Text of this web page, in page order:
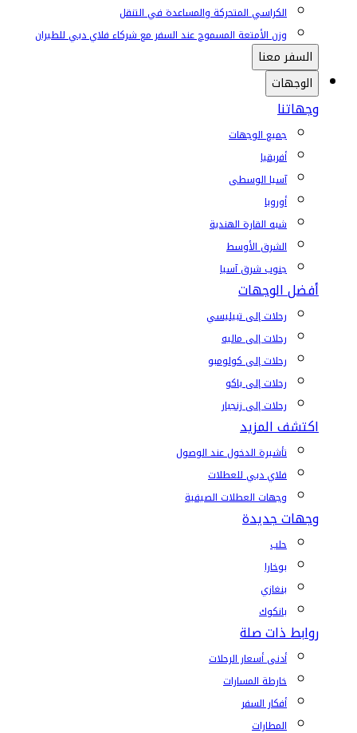
الكراسي المتحركة والمساعدة في التنقل
وزن الأمتعة المسموح عند السفر مع شركاء فلاي دبي للطيران
السفر معنا
الوجهات
وجهاتنا
جميع الوجهات
أفريقيا
آسيا الوسطى
أوروبا
شبه القارة الهندية
الشرق الأوسط
جنوب شرق آسيا
أفضل الوجهات
رحلات إلى تبيليسي
رحلات إلى ماليه
رحلات إلى كولومبو
رحلات إلى باكو
رحلات إلى زنجبار
اكتشف المزيد
تأشيرة الدخول عند الوصول
فلاي دبي للعطلات
وجهات العطلات الصيفية
وجهات جديدة
حلب
بوخارا
بنغازي
بانكوك
روابط ذات صلة
أدنى أسعار الرحلات
خارطة المسارات
أفكار السفر
المطارات